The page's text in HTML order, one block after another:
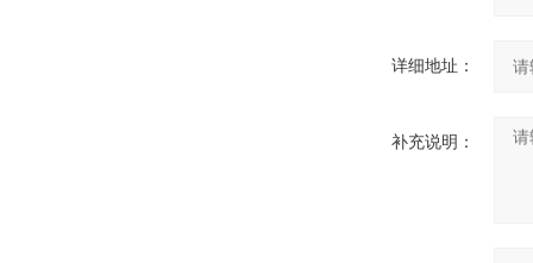
详细地址：
补充说明：